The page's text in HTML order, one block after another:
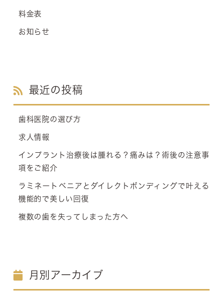
料金表
お知らせ
最近の投稿
歯科医院の選び方
求人情報
インプラント治療後は腫れる？痛みは？術後の注意事
項をご紹介
ラミネートベニアとダイレクトボンディングで叶える
機能的で美しい回復
複数の歯を失ってしまった方へ
月別アーカイブ